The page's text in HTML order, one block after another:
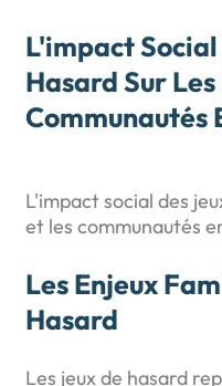
L'impact Social
Hasard Sur
Communautés
L'impact social des
et les communautés
Les Enjeux
Hasard
Les jeux de hasard